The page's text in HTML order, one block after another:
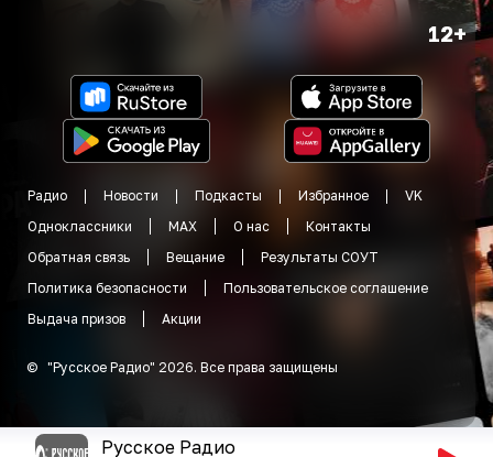
12+
Радио Новости Подкасты Избранное
VK
Одноклассники
MAX О нас
Контакты
Обратная связь
Вещание
Результаты СОУТ
Политика безопасности
Пользовательское соглашение
Выдача призов
Акции
© "Русское Радио" 2026. Все права защищены
Русское Радио